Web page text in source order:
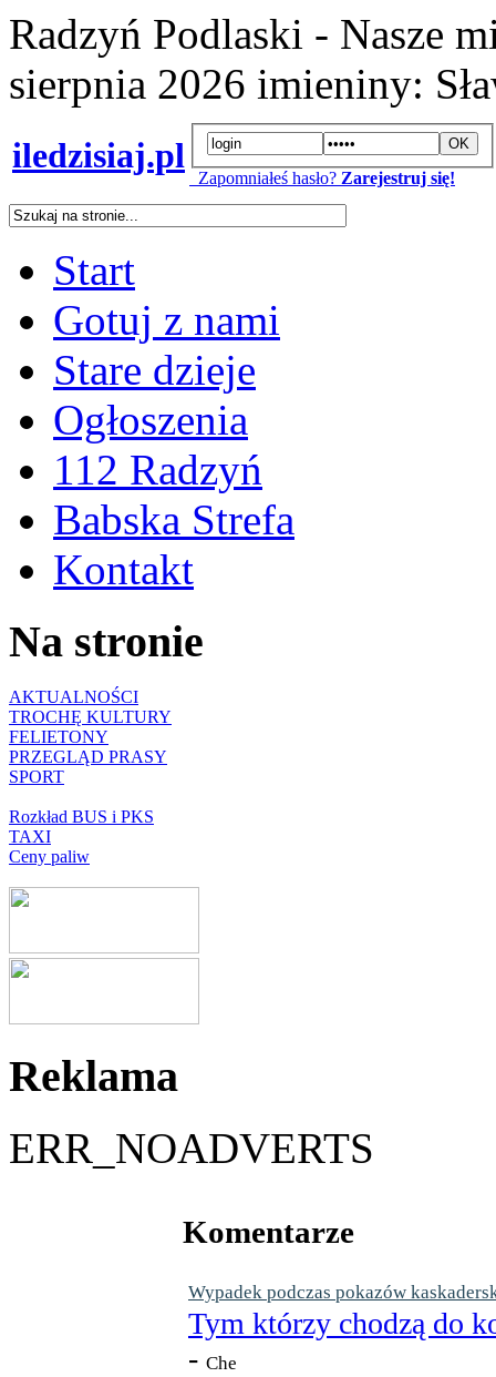
Radzyń Podlaski - Nasze
sierpnia 2026 imieniny:
iledzisiaj.pl
Zapomniałeś hasło? Zarejestruj się!
Start
Gotuj z nami
Stare dzieje
Ogłoszenia
112 Radzyń
Babska Strefa
Kontakt
Na stronie
AKTUALNOŚCI
TROCHĘ KULTURY
FELIETONY
PRZEGLĄD PRASY
SPORT
Rozkład BUS i PKS
TAXI
Ceny paliw
Reklama
ERR_NOADVERTS
Komentarze
Wypadek podczas pokazów
Tym którzy chodzą do
- Che